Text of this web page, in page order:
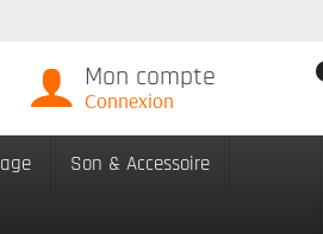
Mon compte
Connexion
Son & Accessoire